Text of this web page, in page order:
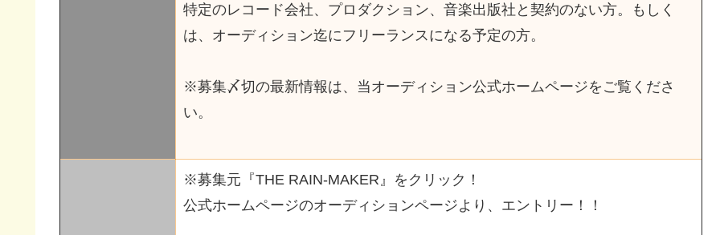
特定のレコード会社、プロダクション、音楽出版社と契約のない方。もしく
は、オーディション迄にフリーランスになる予定の方。
※募集〆切の最新情報は、当オーディション公式ホームページをご覧くださ
い。
※募集元『THE RAIN-MAKER』をクリック！
公式ホームページのオーディションページより、エントリー！！